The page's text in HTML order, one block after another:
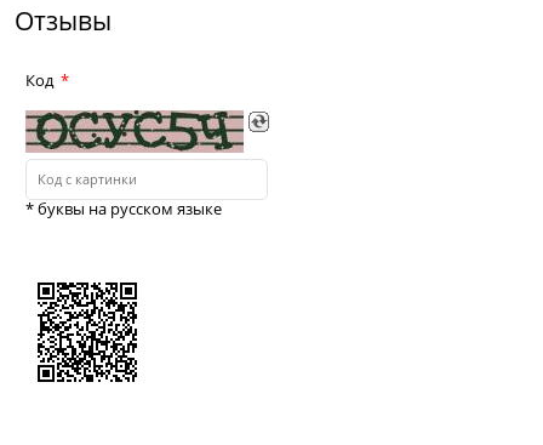
Отзывы
Код
* буквы на русском языке